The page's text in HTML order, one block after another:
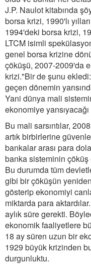
J.P. Naulot kitabında
borsa krizi, 1990'lı
1994'deki borsa krizi,
LTCM isimli
genel borsa krizine
çöküşü, 2007-2009'da
krizi."Bir de şunu
geçen dönemin
Yani dünya mali
ekonomiye
Bu mali sarsıntılar,
artık birbirlerine
bankalar arası para
banka sisteminin çöküş
Bu durumda tüm
gibi bir çöküşün
gösterip ekonomiyi
miktarda para
aylık süre gerekti.
ekonomik faaliyetlere
18 ay süren uzun bir
1929 büyük krizinden
durgunluktu.